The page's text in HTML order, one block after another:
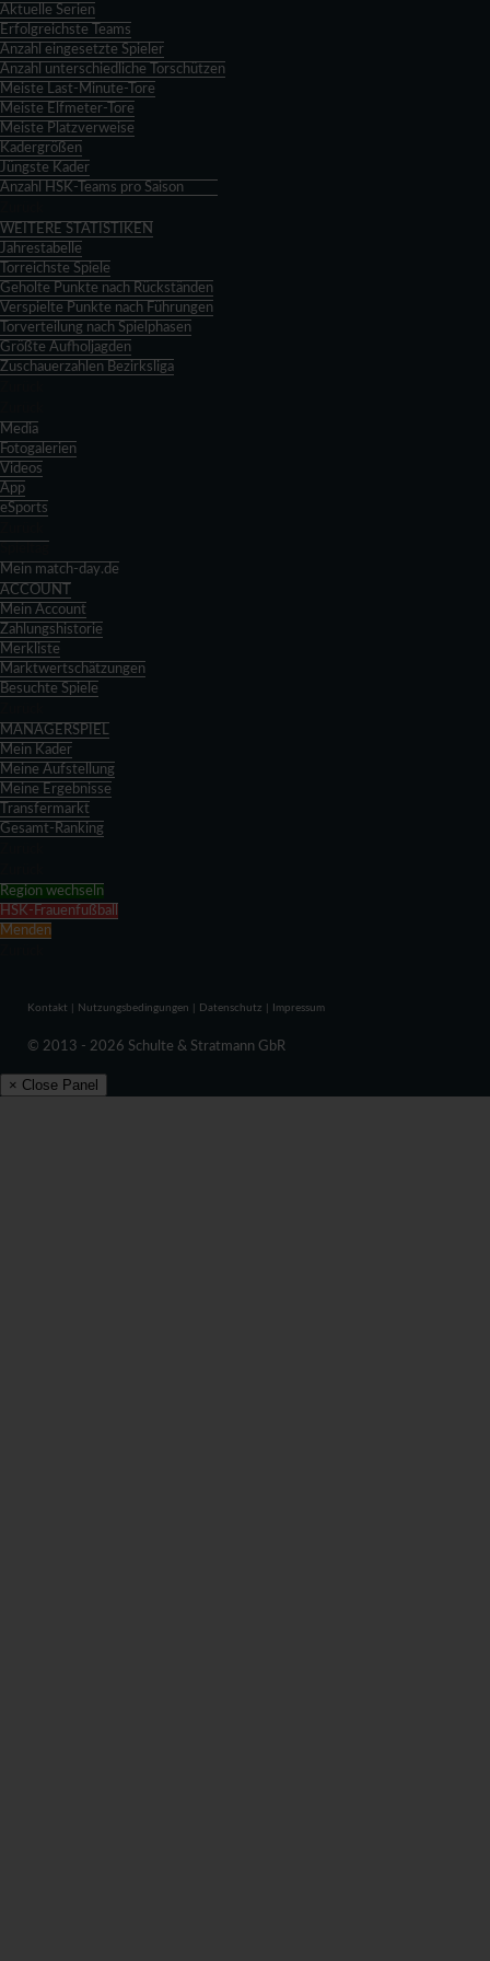
Aktuelle Serien
Erfolgreichste Teams
Anzahl eingesetzte Spieler
Anzahl unterschiedliche Torschützen
Meiste Last-Minute-Tore
Meiste Elfmeter-Tore
Meiste Platzverweise
Kadergrößen
Jüngste Kader
Anzahl HSK-Teams pro Saison
WEITERE STATISTIKEN
Jahrestabelle
Torreichste Spiele
Geholte Punkte nach Rückständen
Verspielte Punkte nach Führungen
Torverteilung nach Spielphasen
Größte Aufholjagden
Zuschauerzahlen Bezirksliga
Media
Fotogalerien
Videos
App
eSports
Mein match-day.de
ACCOUNT
Mein Account
Zahlungshistorie
Merkliste
Marktwertschätzungen
Besuchte Spiele
MANAGERSPIEL
Mein Kader
Meine Aufstellung
Meine Ergebnisse
Transfermarkt
Gesamt-Ranking
Region wechseln
HSK-Frauenfußball
Menden
Kontakt Nutzungsbedingungen Datenschutz Impressum
© 2013 - 2026 Schulte & Stratmann GbR
× Close Panel